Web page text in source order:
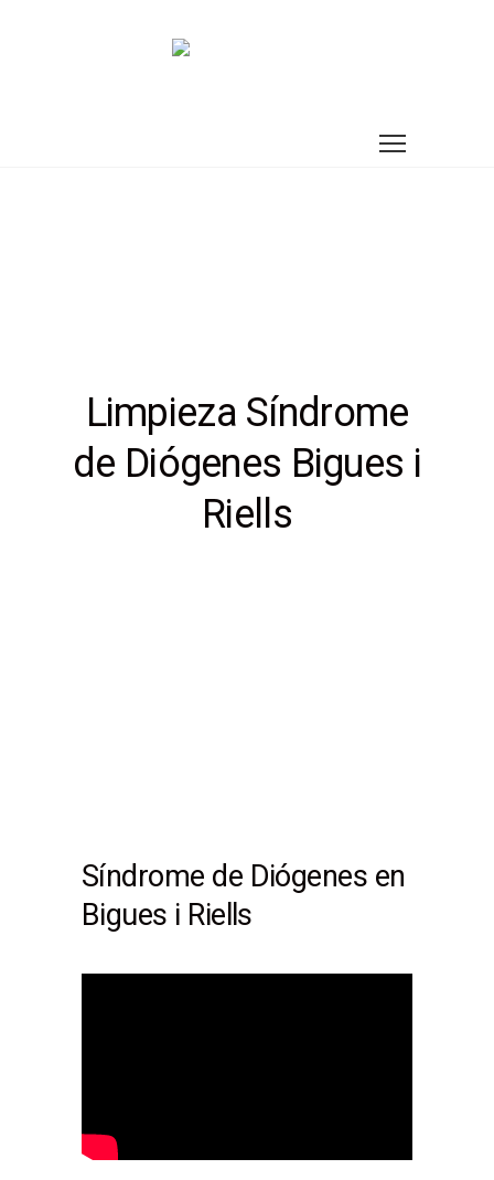
Limpieza Síndrome
de Diógenes Bigues i
Riells
Síndrome de Diógenes en
Bigues i Riells